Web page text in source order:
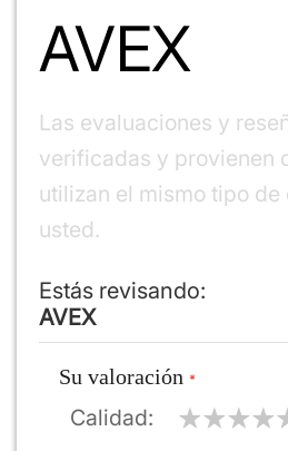
AVEX
Las evaluaciones y
verificadas y provienen
utilizan el mismo tipo
usted.
Estás revisando:
AVEX
Su valoración
Calidad